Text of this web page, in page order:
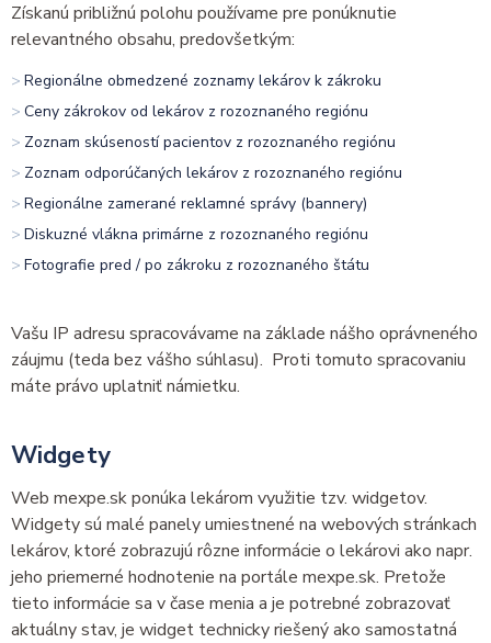
Získanú približnú polohu používame pre ponúknutie
relevantného obsahu, predovšetkým:
Regionálne obmedzené zoznamy lekárov k zákroku
Ceny zákrokov od lekárov z rozoznaného regiónu
Zoznam skúseností pacientov z rozoznaného regiónu
Zoznam odporúčaných lekárov z rozoznaného regiónu
Regionálne zamerané reklamné správy (bannery)
Diskuzné vlákna primárne z rozoznaného regiónu
Fotografie pred / po zákroku z rozoznaného štátu
Vašu IP adresu spracovávame na základe nášho oprávneného
záujmu (teda bez vášho súhlasu). Proti tomuto spracovaniu
máte právo uplatniť námietku.
Widgety
Web mexpe.sk ponúka lekárom využitie tzv. widgetov.
Widgety sú malé panely umiestnené na webových stránkach
lekárov, ktoré zobrazujú rôzne informácie o lekárovi ako napr.
jeho priemerné hodnotenie na portále mexpe.sk. Pretože
tieto informácie sa v čase menia a je potrebné zobrazovať
aktuálny stav, je widget technicky riešený ako samostatná